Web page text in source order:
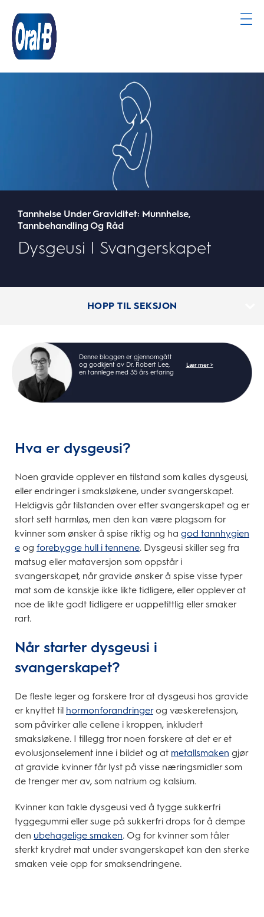
Tannhelse Under Graviditet: Munnhelse,
Tannbehandling Og Råd
Dysgeusi I Svangerskapet
HOPP TIL SEKSJON
Denne bloggen er gjennomgått
og godkjent av Dr. Robert Lee,
en tannlege med 35 års erfaring
Lær mer >
Hva er dysgeusi?
Noen gravide opplever en tilstand som kalles dysgeusi,
eller endringer i smaksløkene, under svangerskapet.
Heldigvis går tilstanden over etter svangerskapet og er
stort sett harmløs, men den kan være plagsom for
kvinner som ønsker å spise riktig og ha god tannhygien
e og forebygge hull i tennene. Dysgeusi skiller seg fra
matsug eller mataversjon som oppstår i
svangerskapet, når gravide ønsker å spise visse typer
mat som de kanskje ikke likte tidligere, eller opplever at
noe de likte godt tidligere er uappetittlig eller smaker
rart.
Når starter dysgeusi i
svangerskapet?
De fleste leger og forskere tror at dysgeusi hos gravide
er knyttet til hormonforandringerog væskeretensjon,
som påvirker alle cellene i kroppen, inkludert
smaksløkene. I tillegg tror noen forskere at det er et
evolusjonselement inne i bildet og at metallsmaken gjør
at gravide kvinner får lyst på visse næringsmidler som
de trenger mer av, som natrium og kalsium.
Kvinner kan takle dysgeusi ved å tygge sukkerfri
tyggegummi eller suge på sukkerfri drops for å dempe
den ubehagelige smaken. Og for kvinner som tåler
sterkt krydret mat under svangerskapet kan den sterke
smaken veie opp for smaksendringene.